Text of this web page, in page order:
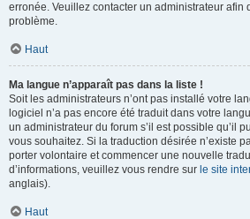
erronée. Veuillez contacter un administrateur afin
problème.
Haut
Ma langue n’apparaît pas dans la liste !
Soit les administrateurs n’ont pas installé votre
logiciel n’a pas encore été traduit dans votre
un administrateur du forum s’il est possible qu’il
vous souhaitez. Si la traduction désirée n’existe
porter volontaire et commencer une nouvelle
d’informations, veuillez vous rendre sur le site
anglais).
Haut